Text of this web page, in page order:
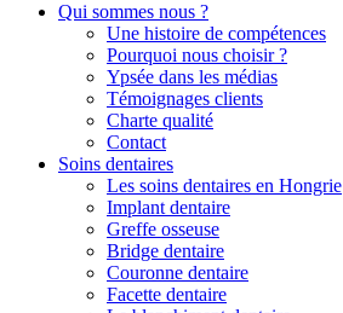
Qui sommes nous ?
Une histoire de compétences
Pourquoi nous choisir ?
Ypsée dans les médias
Témoignages clients
Charte qualité
Contact
Soins dentaires
Les soins dentaires en Hongrie
Implant dentaire
Greffe osseuse
Bridge dentaire
Couronne dentaire
Facette dentaire